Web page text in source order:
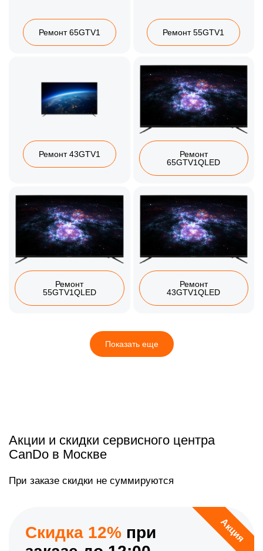
Ремонт 65GTV1 Ремонт 55GTV1
Ремонт 43GTV1
Ремонт
65GTV1QLED
Ремонт
55GTV1QLED
Ремонт
43GTV1QLED
Показать еще
Акции и скидки сервисного центра
CanDo в Москве
При заказе скидки не суммируются
Акция
Скидка 12% при